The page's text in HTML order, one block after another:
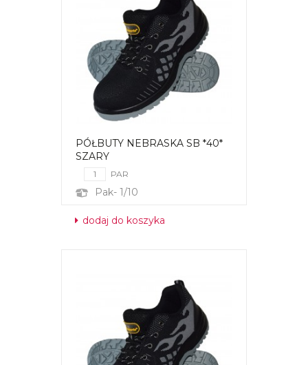
PÓŁBUTY NEBRASKA SB *40*
SZARY
PAR
Pak- 1/10
dodaj do koszyka